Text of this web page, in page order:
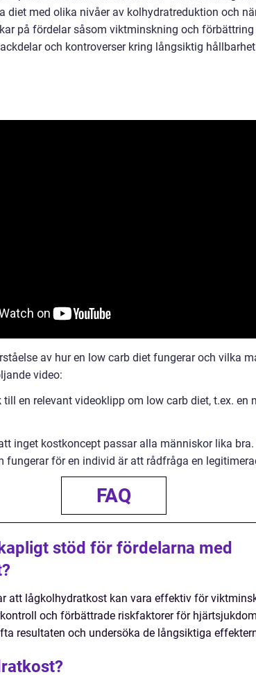
diet med olika nivåer av kolhydratreduktion och
på fördelar såsom viktminskning och förbättring
och kontroverser kring långsiktig
av hur en low carb diet fungerar och vilka
video:
en relevant videoklipp om low carb diet, t.ex. en
inget kostkoncept passar alla människor lika
fungerar för en individ är att rådfråga en
FAQ
stöd för fördelarna med
att lågkolhydratkost kan vara effektiv för
och förbättrade riskfaktorer för
resultaten och undersöka de långsiktiga